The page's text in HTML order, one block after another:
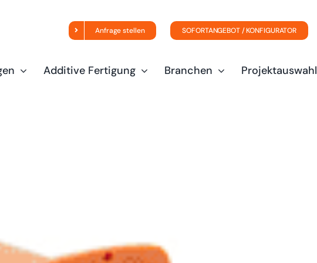
Anfrage stellen SOFORTANGEBOT / KONFIGURATOR
Additive Fertigung Branchen Projektauswahl